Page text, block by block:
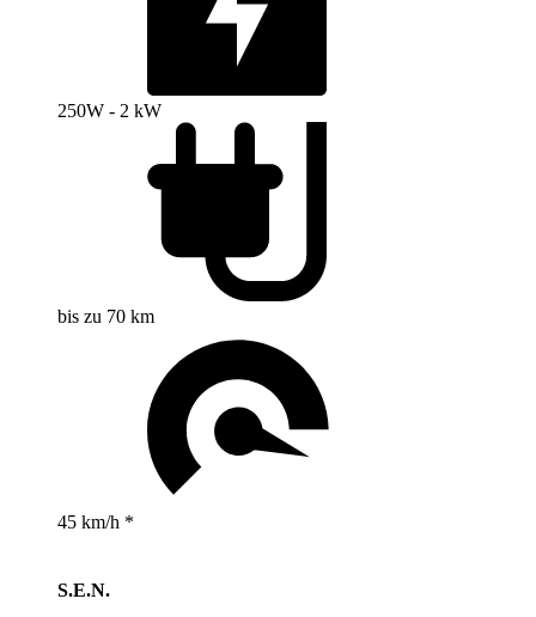
250W - 2 kW
bis zu 70 km
45 km/h *
S.E.N.